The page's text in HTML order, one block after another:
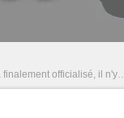
n'y aura pas de ZEvent cette année